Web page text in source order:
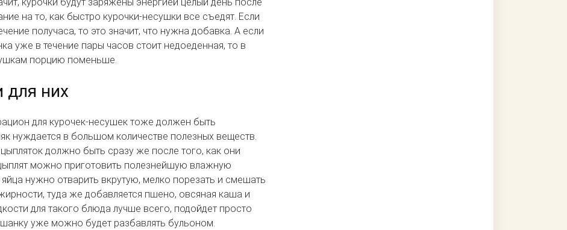
на то, как быстро курочки-несушки все съедят. Если
получаса, то это значит, что нужна добавка. А если
уже в течение пары часов стоит недоеденная, то в
порцию поменьше.
них
для курочек-несушек тоже должен быть
нуждается в большом количестве полезных веществ.
должно быть сразу же после того, как они
можно приготовить полезнейшую влажную
нужно отварить вкрутую, мелко порезать и смешать
туда же добавляется пшено, овсяная каша и
для такого блюда лучше всего, подойдет просто
уже можно будет разбавлять бульоном.